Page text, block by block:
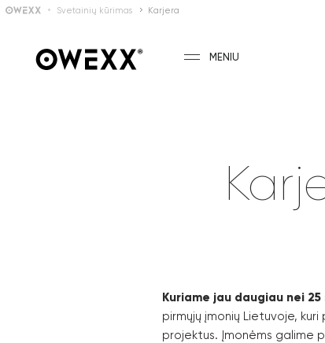
Svetainių kūrimas Karjera
MENIU
Kuriame jau daugiau nei 25
pirmųjų įmonių Lietuvoje,
projektus. Įmonėms galime